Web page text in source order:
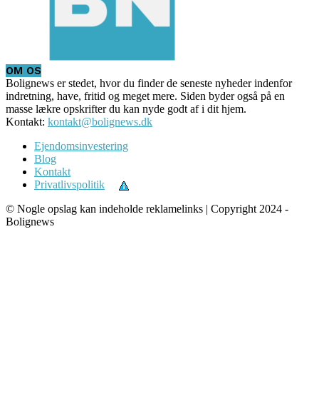
OM OS
Bolignews er stedet, hvor du finder de seneste nyheder indenfor
indretning, have, fritid og meget mere. Siden byder også på en
masse lækre opskrifter du kan nyde godt af i dit hjem.
Kontakt: kontakt@bolignews.dk
Ejendomsinvestering
Blog
Kontakt
Privatlivspolitik
© Nogle opslag kan indeholde reklamelinks | Copyright 2024 -
Bolignews